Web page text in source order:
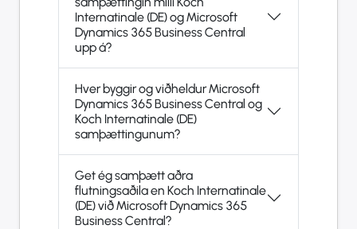
Internatinale (DE) og Microsoft
Dynamics 365 Business Central
upp á?
Hver byggir og viðheldur Microsoft
Dynamics 365 Business Central og
Koch Internatinale (DE)
samþættingunum?
Get ég samþætt aðra
flutningsaðila en Koch Internatinale
(DE) við Microsoft Dynamics 365
Business Central?